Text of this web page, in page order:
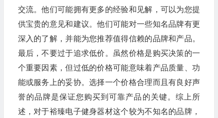
交流。他们可能拥有更多的经验和见解，可以为您提
供宝贵的意见和建议。他们可能对一些知名品牌有更
深入的了解，并能为您推荐值得信赖的品牌和产品。
最后，不要过于追求低价。虽然价格是购买决策的一
个重要因素，但过低的价格可能意味着产品质量、功
能或服务上的妥协。选择一个价格合理而且有良好声
誉的品牌是保证您购买到可靠产品的关键。综上所
述，对于裕臻电子健身器材这个较为不知名的品牌，